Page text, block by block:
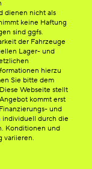
dienen nicht als
keine Haftung
sind ggfs.
der Fahrzeuge
Lager- und
hierzu
Sie bitte dem
Webseite stellt
kommt erst
und
individuell durch die
Konditionen und
variieren.